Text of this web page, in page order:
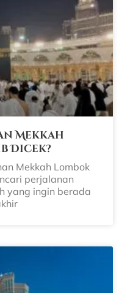
Mekkah
Dicek?
Mekkah Lombok
perjalanan
yang ingin berada